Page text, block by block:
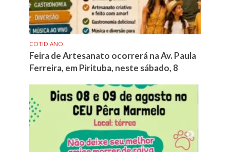
COTIDIANO
Feira de Artesanato ocorrerá na Av. Paula
Ferreira, em Pirituba, neste sábado, 8